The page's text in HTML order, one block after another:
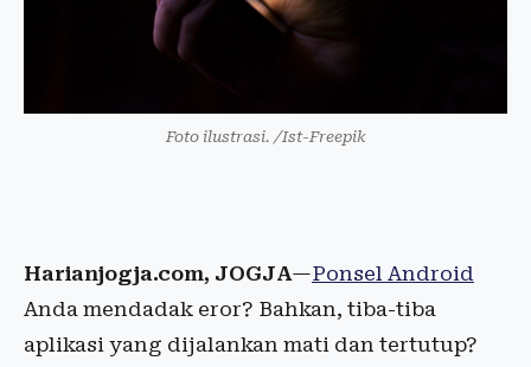
Foto ilustrasi. /Ist-Freepik
Harianjogja.com, JOGJA—Ponsel Android
Anda mendadak eror? Bahkan, tiba-tiba
aplikasi yang dijalankan mati dan tertutup?